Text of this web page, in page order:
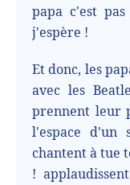
papa c'est
j'espère !
Et donc, les
avec les
prennent leur
l'espace d'un
chantent à tue
!